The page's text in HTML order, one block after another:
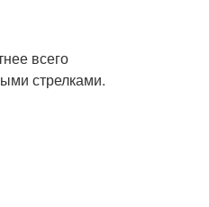
всего
стрелками.